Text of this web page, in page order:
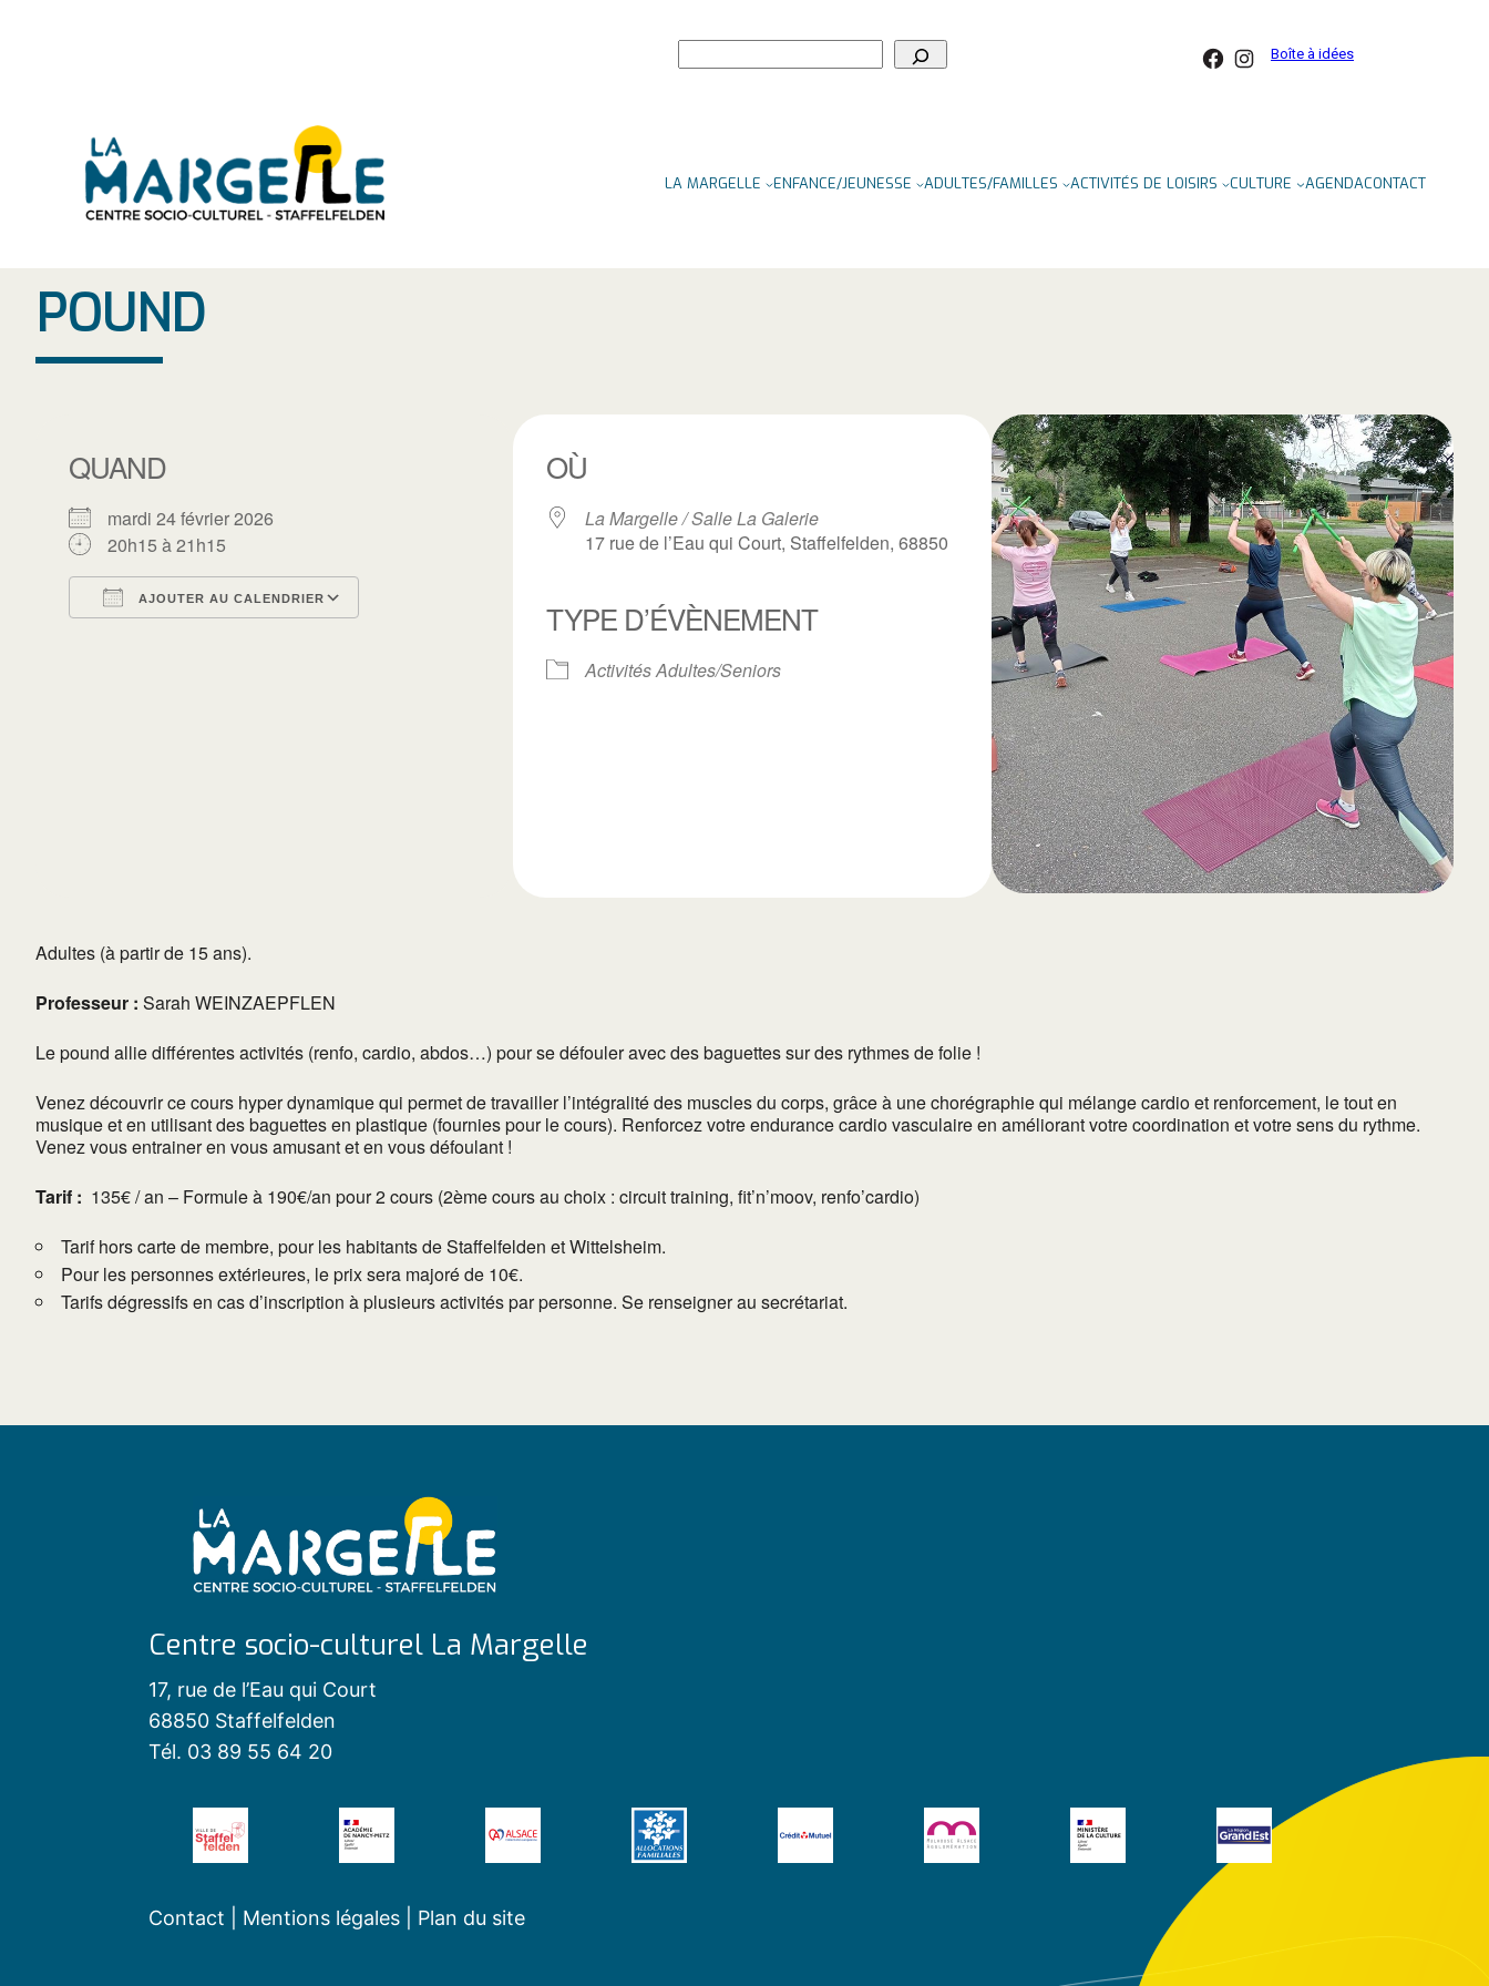
Facebook
Instagram
Boîte à idées
LA MARGELLE ENFANCE/JEUNESSE ADULTES/FAMILLES ACTIVITÉS DE LOISIRS CULTURE AGENDACONTACT
POUND
QUAND
mardi 24 février 2026
20h15 à 21h15
AJOUTER AU CALENDRIER
iCalendar Office 365 Outlook Live
OÙ
La Margelle / Salle La Galerie
17 rue de l’Eau qui Court, Staffelfelden, 68850
TYPE D’ÉVÈNEMENT
Activités Adultes/Seniors
Adultes (à partir de 15 ans).
Professeur : Sarah WEINZAEPFLEN
Le pound allie différentes activités (renfo, cardio, abdos…) pour se défouler avec des baguettes sur des rythmes de folie !
Venez découvrir ce cours hyper dynamique qui permet de travailler l’intégralité des muscles du corps, grâce à une chorégraphie qui mélange cardio et renforcement, le tout en
musique et en utilisant des baguettes en plastique (fournies pour le cours). Renforcez votre endurance cardio vasculaire en améliorant votre coordination et votre sens du rythme.
Venez vous entrainer en vous amusant et en vous défoulant !
Tarif : 135€ / an – Formule à 190€/an pour 2 cours (2ème cours au choix : circuit training, fit’n’moov, renfo’cardio)
Tarif hors carte de membre, pour les habitants de Staffelfelden et Wittelsheim.
Pour les personnes extérieures, le prix sera majoré de 10€.
Tarifs dégressifs en cas d’inscription à plusieurs activités par personne. Se renseigner au secrétariat.
Centre socio-culturel La Margelle
17, rue de l’Eau qui Court
68850 Staffelfelden
Tél. 03 89 55 64 20
Contact Mentions légales Plan du site